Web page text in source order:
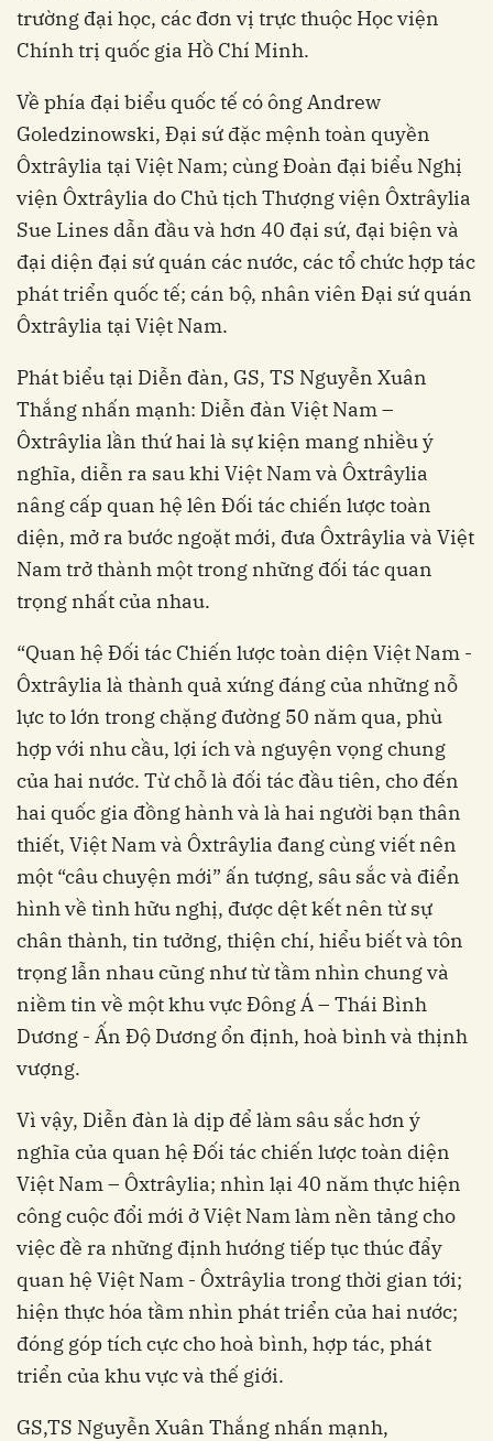
trường đại học, các đơn vị trực thuộc Học viện
Chính trị quốc gia Hồ Chí Minh.
Về phía đại biểu quốc tế có ông Andrew
Goledzinowski, Đại sứ đặc mệnh toàn quyền
Ôxtrâylia tại Việt Nam; cùng Đoàn đại biểu Nghị
viện Ôxtrâylia do Chủ tịch Thượng viện Ôxtrâylia
Sue Lines dẫn đầu và hơn 40 đại sứ, đại biện và
đại diện đại sứ quán các nước, các tổ chức hợp tác
phát triển quốc tế; cán bộ, nhân viên Đại sứ quán
Ôxtrâylia tại Việt Nam.
Phát biểu tại Diễn đàn, GS, TS Nguyễn Xuân
Thắng nhấn mạnh: Diễn đàn Việt Nam –
Ôxtrâylia lần thứ hai là sự kiện mang nhiều ý
nghĩa, diễn ra sau khi Việt Nam và Ôxtrâylia
nâng cấp quan hệ lên Đối tác chiến lược toàn
diện, mở ra bước ngoặt mới, đưa Ôxtrâylia và Việt
Nam trở thành một trong những đối tác quan
trọng nhất của nhau.
“Quan hệ Đối tác Chiến lược toàn diện Việt Nam -
Ôxtrâylia là thành quả xứng đáng của những nỗ
lực to lớn trong chặng đường 50 năm qua, phù
hợp với nhu cầu, lợi ích và nguyện vọng chung
của hai nước. Từ chỗ là đối tác đầu tiên, cho đến
hai quốc gia đồng hành và là hai người bạn thân
thiết, Việt Nam và Ôxtrâylia đang cùng viết nên
một “câu chuyện mới” ấn tượng, sâu sắc và điển
hình về tình hữu nghị, được dệt kết nên từ sự
chân thành, tin tưởng, thiện chí, hiểu biết và tôn
trọng lẫn nhau cũng như từ tầm nhìn chung và
niềm tin về một khu vực Đông Á – Thái Bình
Dương - Ấn Độ Dương ổn định, hoà bình và thịnh
vượng.
Vì vậy, Diễn đàn là dịp để làm sâu sắc hơn ý
nghĩa của quan hệ Đối tác chiến lược toàn diện
Việt Nam – Ôxtrâylia; nhìn lại 40 năm thực hiện
công cuộc đổi mới ở Việt Nam làm nền tảng cho
việc đề ra những định hướng tiếp tục thúc đẩy
quan hệ Việt Nam - Ôxtrâylia trong thời gian tới;
hiện thực hóa tầm nhìn phát triển của hai nước;
đóng góp tích cực cho hoà bình, hợp tác, phát
triển của khu vực và thế giới.
GS,TS Nguyễn Xuân Thắng nhấn mạnh,